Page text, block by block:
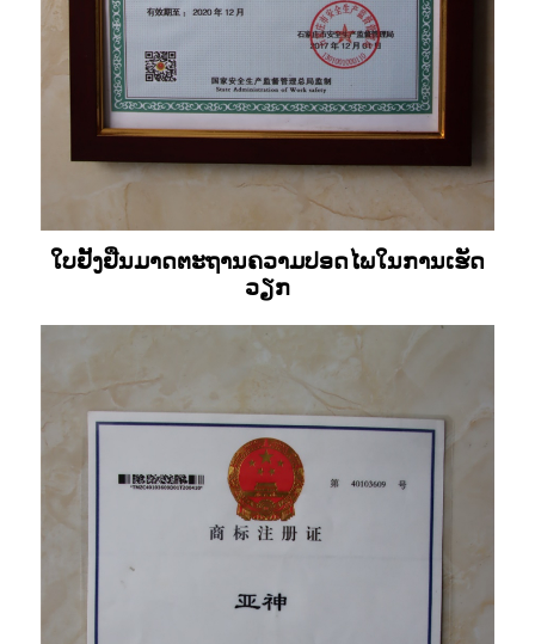
ໃບຢັ້ງຢືນມາດຕະຖານຄວາມປອດໄພໃນການເຮັດ
ວຽກ